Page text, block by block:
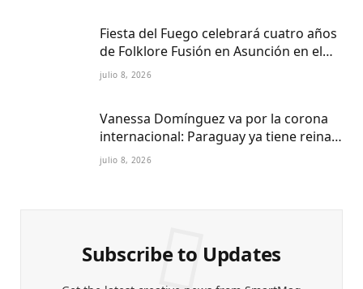
Fiesta del Fuego celebrará cuatro años
de Folklore Fusión en Asunción en el
Centro Cultural del Puerto
julio 8, 2026
Vanessa Domínguez va por la corona
internacional: Paraguay ya tiene reina
Petite 2027
julio 8, 2026
Subscribe to Updates